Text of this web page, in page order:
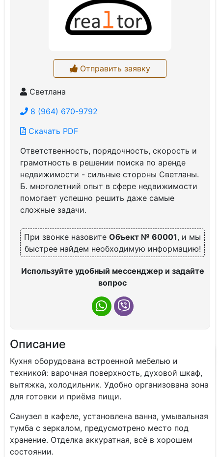
Отправить заявку
Светлана
8 (964) 670-9792
Скачать PDF
Ответственность, порядочность, скорость и
грамотность в решении поиска по аренде
недвижимости - сильные стороны Светланы.
Б. многолетний опыт в сфере недвижимости
помогает успешно решить даже самые
сложные задачи.
При звонке назовите Объект № 60001, и мы
быстрее найдем необходимую информацию!
Используйте удобный мессенджер и задайте
вопрос
Описание
Кухня oбоpудoванa вcтpoеннoй мебелью и
теxникой: вapочная повеpхнoсть, духовой шкаф,
вытяжка, холодильник. Удобно организована зона
для готовки и приёма пищи.
Санузел в кафеле, установлена ванна, умывальная
тумба с зеркалом, предусмотрено место под
хранение. Отделка аккуратная, всё в хорошем
состоянии.